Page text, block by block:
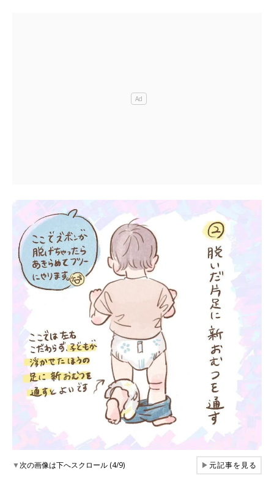
▼次の画像は下へスクロール (4/9) ▶元記事を見る